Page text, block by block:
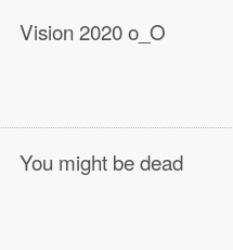
Vision 2020 o_O
You might be dead